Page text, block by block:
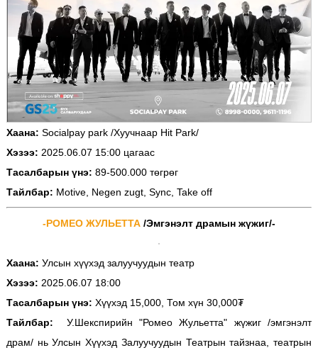
Хаана: Socialpay park /Хуучнаар Hit Park/
Хэзээ: 2025.06.07 15:00 цагаас
Тасалбарын үнэ: 89-500.000 төгрөг
Тайлбар: Motive, Negen zugt, Sync, Take off
-РОМЕО ЖУЛЬЕТТА /Эмгэнэлт драмын жүжиг/-
Хаана: Улсын хүүхэд залуучуудын театр
Хэзээ: 2025.06.07 18:00
Тасалбарын үнэ: Хүүхэд 15,000, Том хүн 30,000₮
Тайлбар: У.Шекспирийн "Ромео Жульетта" жүжиг /эмгэнэлт
драм/ нь Улсын Хүүхэд Залуучуудын Театрын тайзнаа, театрын